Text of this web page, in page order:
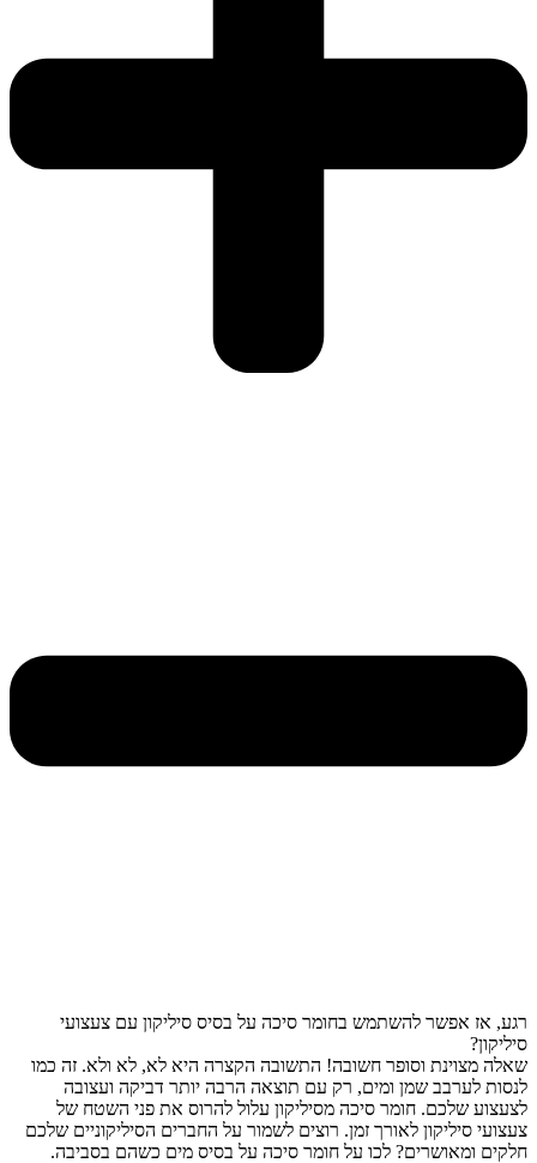
רגע, אז אפשר להשתמש בחומר סיכה על בסיס סיליקון עם צעצועי
סיליקון?
שאלה מצוינת וסופר חשובה! התשובה הקצרה היא לא, לא ולא. זה כמו
לנסות לערבב שמן ומים, רק עם תוצאה הרבה יותר דביקה ועצובה
לצעצוע שלכם. חומר סיכה מסיליקון עלול להרוס את פני השטח של
צעצועי סיליקון לאורך זמן. רוצים לשמור על החברים הסיליקוניים שלכם
חלקים ומאושרים? לכו על חומר סיכה על בסיס מים כשהם בסביבה.